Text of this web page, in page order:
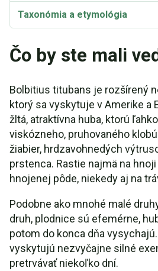
Taxonómia a etymológia
Čo by ste mali
Bolbitius titubans je rozšírený
ktorý sa vyskytuje v Amerike a
žltá, atraktívna huba, ktorú
viskózneho, pruhovaného
žiabier, hrdzavohnedých
prstenca. Rastie najmä na
hnojenej pôde, niekedy aj na
Podobne ako mnohé malé
druh, plodnice sú efemérne,
potom do konca dňa
vyskytujú nezvyčajne silné
pretrvávať niekoľko dní.